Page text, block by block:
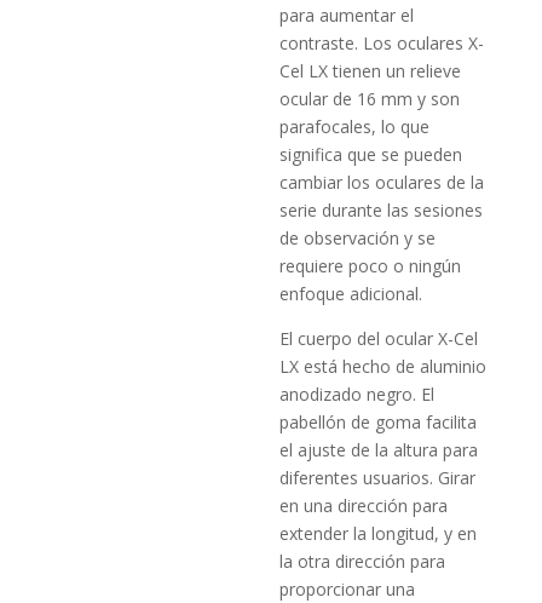
para aumentar el
contraste. Los oculares X-
Cel LX tienen un relieve
ocular de 16 mm y son
parafocales, lo que
significa que se pueden
cambiar los oculares de la
serie durante las sesiones
de observación y se
requiere poco o ningún
enfoque adicional.
El cuerpo del ocular X-Cel
LX está hecho de aluminio
anodizado negro. El
pabellón de goma facilita
el ajuste de la altura para
diferentes usuarios. Girar
en una dirección para
extender la longitud, y en
la otra dirección para
proporcionar una